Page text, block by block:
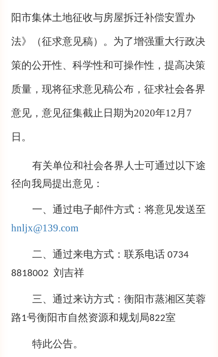
阳市集体土地征收与房屋拆迁补偿安置办
法》（征求意见稿）。为了增强重大行政决
策的公开性、科学性和可操作性，提高决策
质量，现将征求意见稿公布，征求社会各界
意见，意见征集截止日期为2020年12月7
日。
有关单位和社会各界人士可通过以下途
径向我局提出意见：
一、 通过电子邮件方式 ：将意见发送至
hnljx@139.com
二、通过来电方式 ： 联系电话 0734
8818002 刘吉祥
三、通过来访方式 ： 衡阳市蒸湘区芙蓉
路1号衡阳市自然资源和规划局822室
特此公告。